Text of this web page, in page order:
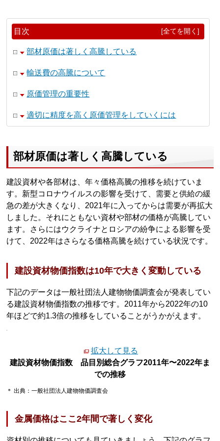
目次 [全てを開く]
部材原価は著しく高騰している
輸送費の高騰について
原価管理の重要性
適切に精度を高く原価管理をしていくには
部材原価は著しく高騰している
建設資材や各部材は、年々価格高騰の推移を続けていま
す。新型コロナウイルスの影響を受けて、需要と供給の緩
急の差が大きくなり、2021年に入ってからは需要が再拡大
しました。それにともない資材や部材の価格が高騰してい
ます。さらにはウクライナとロシアの紛争による影響を受
けて、2022年はさらなる価格高騰を続けている状況です。
建設資材物価指数は10年で大きく変動している
下記のデータは一般社団法人建物物価調査会が発表してい
る建設資材物価指数の推移です。2011年から2022年の10
年ほどで約1.3倍の推移をしていることがうかがえます。
拡大して見る
建設資材物価指数 品目別総合グラフ2011年〜2022年ま
での推移
＊ 出典：一般社団法人建物物価調査会
金属価格はここ2年間で著しく変化